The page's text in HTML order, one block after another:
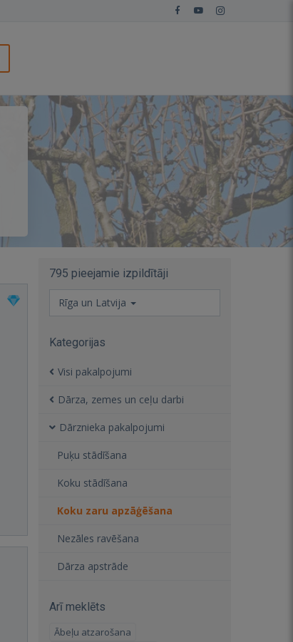
795 pieejamie izpildītāji
Rīga un Latvija
Kategorijas
Visi pakalpojumi
Dārza, zemes un ceļu darbi
Dārznieka pakalpojumi
Puķu stādīšana
Koku stādīšana
Koku zaru apzāģēšana
Nezāles ravēšana
Dārza apstrāde
Arī meklēts
Ābeļu atzarošana